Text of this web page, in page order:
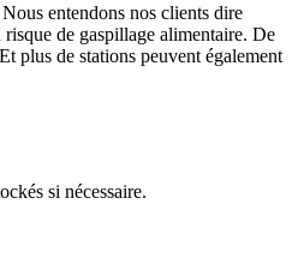
entendons nos clients dire
risque de gaspillage alimentaire. De
plus de stations peuvent également
si nécessaire.